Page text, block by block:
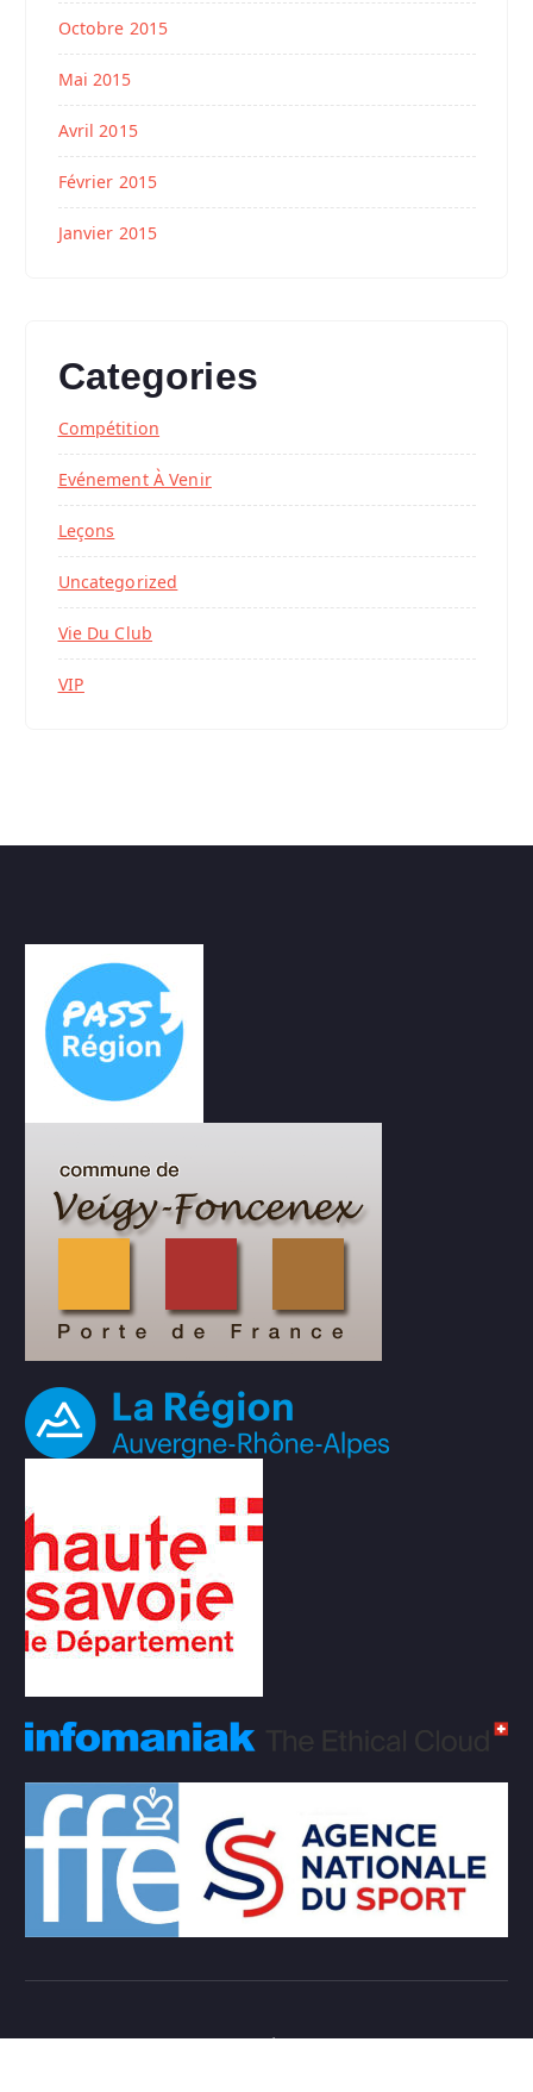
Octobre 2015
Mai 2015
Avril 2015
Février 2015
Janvier 2015
Categories
Compétition
Evénement À Venir
Leçons
Uncategorized
Vie Du Club
VIP
Copyright © 2026 Club d'échecs Veigy-Foncenex |